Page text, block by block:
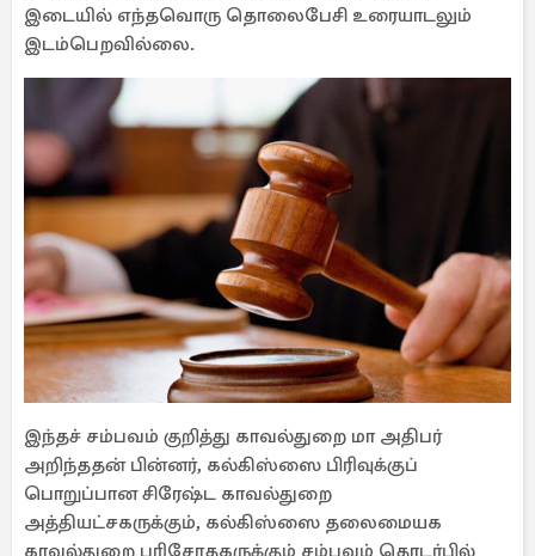
இடையில் எந்தவொரு தொலைபேசி உரையாடலும்
இடம்பெறவில்லை.
இந்தச் சம்பவம் குறித்து காவல்துறை மா அதிபர்
அறிந்ததன் பின்னர், கல்கிஸ்ஸை பிரிவுக்குப்
பொறுப்பான சிரேஷ்ட காவல்துறை
அத்தியட்சகருக்கும், கல்கிஸ்ஸை தலைமையக
காவல்துறை பரிசோதகருக்கும் சம்பவம் தொடர்பில்